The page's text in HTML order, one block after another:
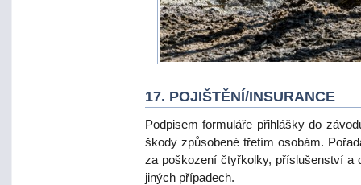
17. POJIŠTĚNÍ/INSURANCE
Podpisem formuláře přihlášky do
škody způsobené třetím osobám.
za poškození čtyřkolky, příslušenství a
jiných případech.